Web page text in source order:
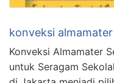
konveksi
Konveksi Almamater
untuk Seragam